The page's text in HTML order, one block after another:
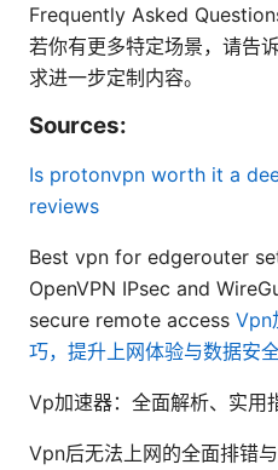
Frequently Asked
若你有更多特定场景，请告
求进一步定制内容。
Sources:
Is protonvpn worth it a
reviews
Best vpn for edgerouter
OpenVPN IPsec and
secure remote access Vpn
巧，提升上网体验与数据安
Vp加速器：全面解析、实用
Vpn后无法上网的全面排错